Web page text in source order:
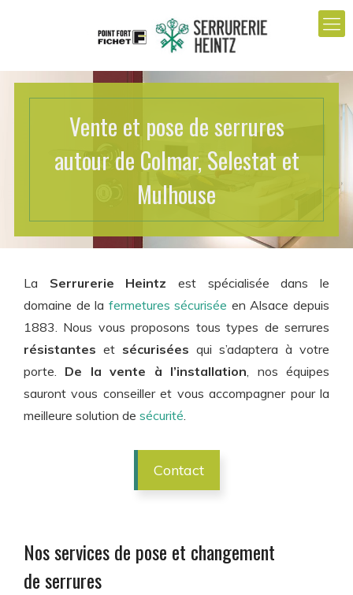
Vente et pose de serrures
autour de Colmar, Selestat et
Mulhouse
La Serrurerie Heintz est spécialisée dans le
domaine de la fermetures sécurisée en Alsace depuis
1883. Nous vous proposons tous types de serrures
résistantes et sécurisées qui s’adaptera à votre
porte. De la vente à l’installation , nos équipes
sauront vous conseiller et vous accompagner pour la
meilleure solution de sécurité
Contact
Nos services de pose et changement
de serrures